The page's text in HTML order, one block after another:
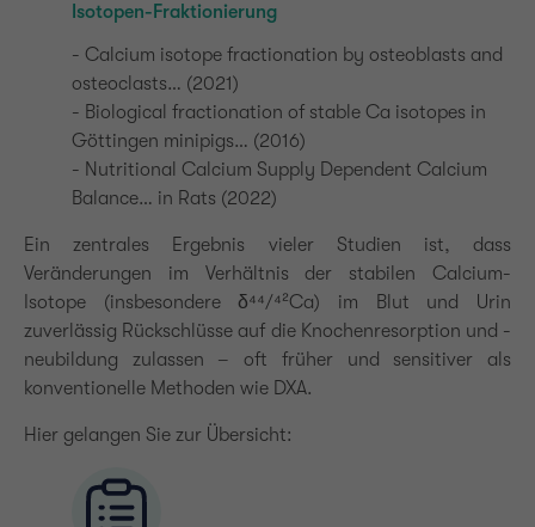
Isotopen-Fraktionierung
- Calcium isotope fractionation by osteoblasts and
osteoclasts… (2021)
- Biological fractionation of stable Ca isotopes in
Göttingen minipigs… (2016)
- Nutritional Calcium Supply Dependent Calcium
Balance… in Rats (2022)
Ein zentrales Ergebnis vieler Studien ist, dass
Veränderungen im Verhältnis der stabilen Calcium-
Isotope (insbesondere δ⁴⁴/⁴²Ca) im Blut und Urin
zuverlässig Rückschlüsse auf die Knochenresorption und -
neubildung zulassen – oft früher und sensitiver als
konventionelle Methoden wie DXA.
Hier gelangen Sie zur Übersicht: